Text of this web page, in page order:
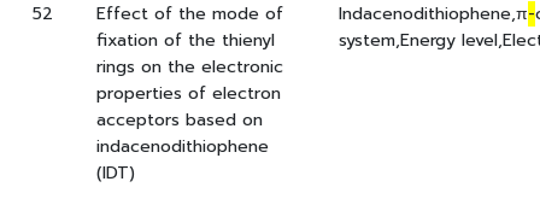
52
Effect of the mode of
fixation of the thienyl
rings on the electronic
properties of electron
acceptors based on
indacenodithiophene
(IDT)
Indacenodithiophene,π-
system,Energy